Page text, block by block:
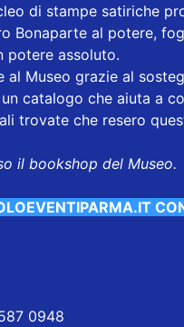
di stampe satiriche
Bonaparte al potere,
potere assoluto.
Museo grazie al
catalogo che aiuta a
trovate che resero
il bookshop del Museo.
0948